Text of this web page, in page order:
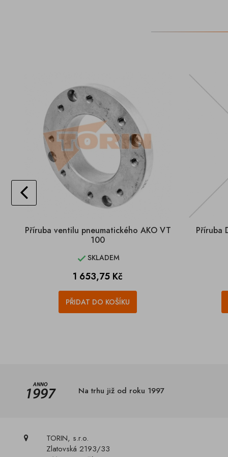
Příruba ventilu pneumatického AKO VT
100
SKLADEM
Cena
1 653,75 Kč
PŘIDAT DO KOŠÍKU
Příruba
Na trhu již od roku 1997
TORIN, s.r.o.
Zlatovská 2193/33